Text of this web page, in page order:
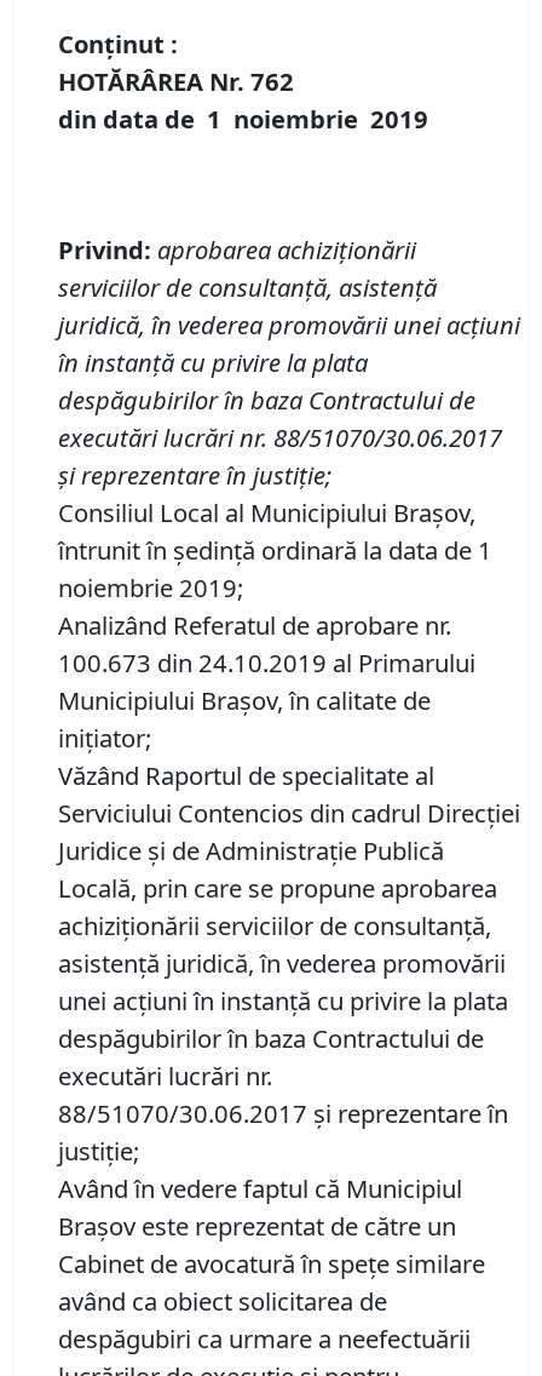
Conținut :
HOTĂRÂREA Nr. 762
din data de 1 noiembrie 2019
Privind: aprobarea achiziţionării
serviciilor de consultanţă, asistenţă
juridică, în vederea promovării unei acţiuni
în instanţă cu privire la plata
despăgubirilor în baza Contractului de
executări lucrări nr. 88/51070/30.06.2017
şi reprezentare în justiţie;
Consiliul Local al Municipiului Brașov,
întrunit în ședință ordinară la data de 1
noiembrie 2019;
Analizând Referatul de aprobare nr.
100.673 din 24.10.2019 al Primarului
Municipiului Braşov, în calitate de
iniţiator;
Văzând Raportul de specialitate al
Serviciului Contencios din cadrul Direcţiei
Juridice şi de Administraţie Publică
Locală, prin care se propune aprobarea
achiziţionării serviciilor de consultanţă,
asistenţă juridică, în vederea promovării
unei acţiuni în instanţă cu privire la plata
despăgubirilor în baza Contractului de
executări lucrări nr.
88/51070/30.06.2017 şi reprezentare în
justiţie;
Având în vedere faptul că Municipiul
Braşov este reprezentat de către un
Cabinet de avocatură în speţe similare
având ca obiect solicitarea de
despăgubiri ca urmare a neefectuării